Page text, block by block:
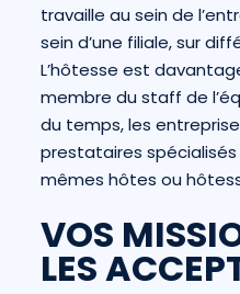
travaille au sein de
sein d’une filiale, sur
L’hôtesse est
membre du staff de
du temps, les
prestataires
mêmes hôtes ou
VOS
LES